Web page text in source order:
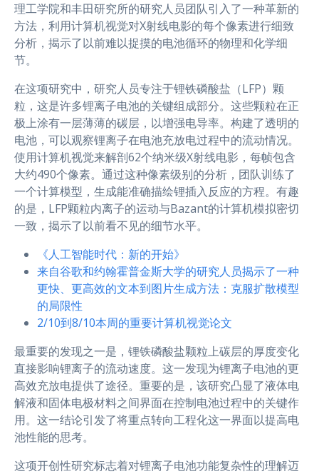
理工学院和丰田研究所的研究人员团队引入了一种革新的
方法，利用计算机视觉对X射线电影的每个像素进行细致
分析，揭示了以前难以捉摸的电池循环的物理和化学细
节。
在这项研究中，研究人员专注于锂铁磷酸盐（LFP）颗
粒，这是许多锂离子电池的关键组成部分。这些颗粒在正
极上涂有一层薄薄的碳层，以增强电导率。构建了透明的
电池，可以观察锂离子在电池充放电过程中的流动情况。
使用计算机视觉来解剖62个纳米级X射线电影，每帧包含
大约490个像素。通过这种像素级别的分析，团队训练了
一个计算模型，生成能准确描绘锂插入反应的方程。有趣
的是，LFP颗粒内离子的运动与Bazant的计算机模拟密切
一致，揭示了以前看不见的细节水平。
《人工智能时代：新的开始》
来自谷歌和约翰霍普金斯大学的研究人员揭示了一种
更快、更高效的文本到图片生成方法：克服扩散模型
的局限性
2/10到8/10本周的重要计算机视觉论文
最重要的发现之一是，锂铁磷酸盐颗粒上碳层的厚度变化
直接影响锂离子的流动速度。这一发现为锂离子电池的更
高效充放电提供了途径。重要的是，该研究凸显了液体电
解液和固体电极材料之间界面在控制电池过程中的关键作
用。这一结论引发了将重点转向工程化这一界面以提高电
池性能的思考。
这项开创性研究标志着对锂离子电池功能复杂性的理解迈